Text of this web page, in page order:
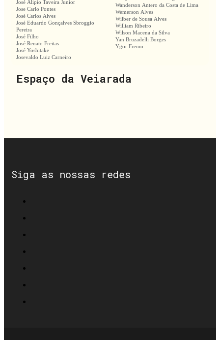
José Alipio Taveira Junior
Jose Carlo Pontes
José Carlos Alves
José Eduardo Gonçalves Sbroggio
Pereira
José Filho
José Renato Freitas
José Yoshitake
Josevaldo Luiz Carneiro
Wanderson Antero da Costa de Lima
Wemerson Alves
Wilber de Sousa Alves
William Ribeiro
Wilson Macena da Silva
Yan Bruzadelli Borges
Ygor Fremo
Espaço da Veiarada
Siga as nossas redes